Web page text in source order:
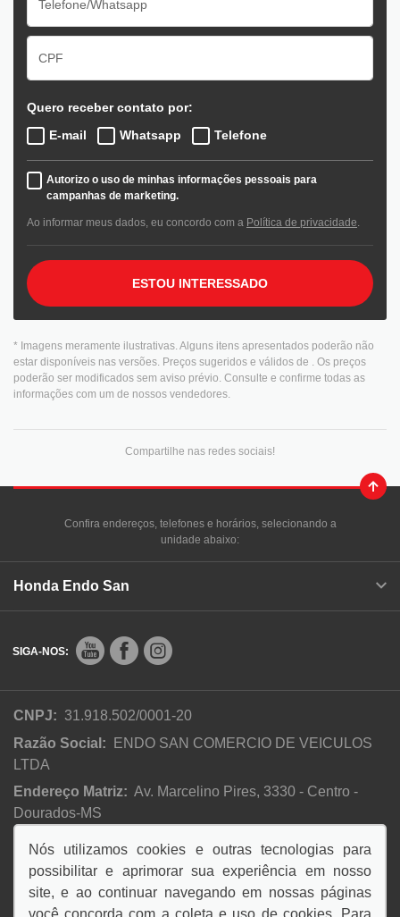
Quero receber contato por:
E-mail
Whatsapp Telefone
Autorizo o uso de minhas informações pessoais para
campanhas de marketing.
Ao informar meus dados, eu concordo com a Política de privacidade.
ESTOU INTERESSADO
* Imagens meramente ilustrativas. Alguns itens apresentados poderão não
estar disponíveis nas versões. Preços sugeridos e válidos de . Os preços
poderão ser modificados sem aviso prévio. Consulte e confirme todas as
informações com um de nossos vendedores.
Compartilhe nas redes sociais!
Confira endereços, telefones e horários, selecionando a
unidade abaixo:
Honda Endo San
SIGA-NOS:
CNPJ: 31.918.502/0001-20
Razão Social:
ENDO SAN COMERCIO DE VEICULOS
LTDA
Endereço Matriz: Av. Marcelino Pires, 3330 - Centro -
Dourados-MS
No trânsito, enxergar o outro é salvar vidas.
Nós utilizamos cookies e outras tecnologias para
possibilitar e aprimorar sua experiência em nosso
site, e ao continuar navegando em nossas páginas
você concorda com a coleta e uso de cookies. Para